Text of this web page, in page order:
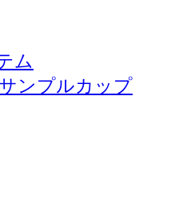
ム
ンプルカップ